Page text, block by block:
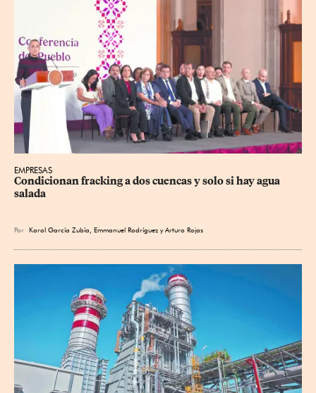
EMPRESAS
Condicionan fracking a dos cuencas y solo si hay agua
salada
Por Karol García Zubía, Emmanuel Rodríguez yArturo Rojas